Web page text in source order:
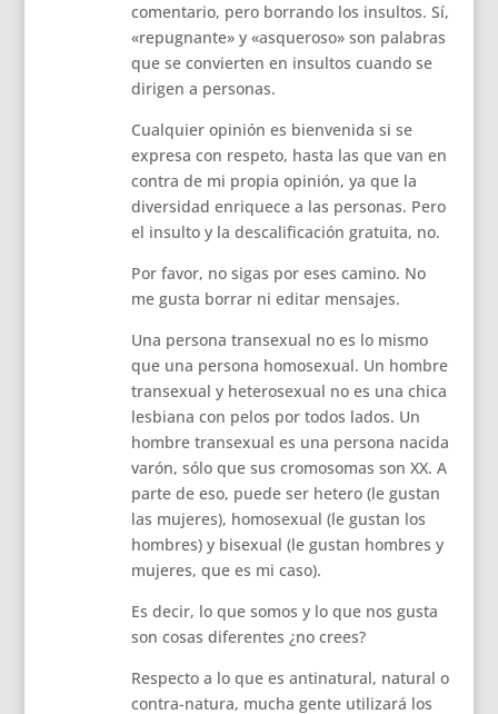
comentario, pero borrando los insultos. Sí,
«repugnante» y «asqueroso» son palabras
que se convierten en insultos cuando se
dirigen a personas.
Cualquier opinión es bienvenida si se
expresa con respeto, hasta las que van en
contra de mi propia opinión, ya que la
diversidad enriquece a las personas. Pero
el insulto y la descalificación gratuita, no.
Por favor, no sigas por eses camino. No
me gusta borrar ni editar mensajes.
Una persona transexual no es lo mismo
que una persona homosexual. Un hombre
transexual y heterosexual no es una chica
lesbiana con pelos por todos lados. Un
hombre transexual es una persona nacida
varón, sólo que sus cromosomas son XX. A
parte de eso, puede ser hetero (le gustan
las mujeres), homosexual (le gustan los
hombres) y bisexual (le gustan hombres y
mujeres, que es mi caso).
Es decir, lo que somos y lo que nos gusta
son cosas diferentes ¿no crees?
Respecto a lo que es antinatural, natural o
contra-natura, mucha gente utilizará los